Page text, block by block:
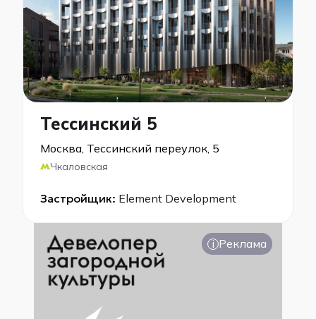
Тессинский 5
Москва, Тессинский переулок, 5
Чкаловская
Застройщик: Element Development
i Реклама